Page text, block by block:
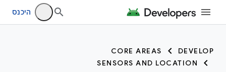
היכנס
DEVELOP
CORE AREAS
SENSORS AND LOCATION